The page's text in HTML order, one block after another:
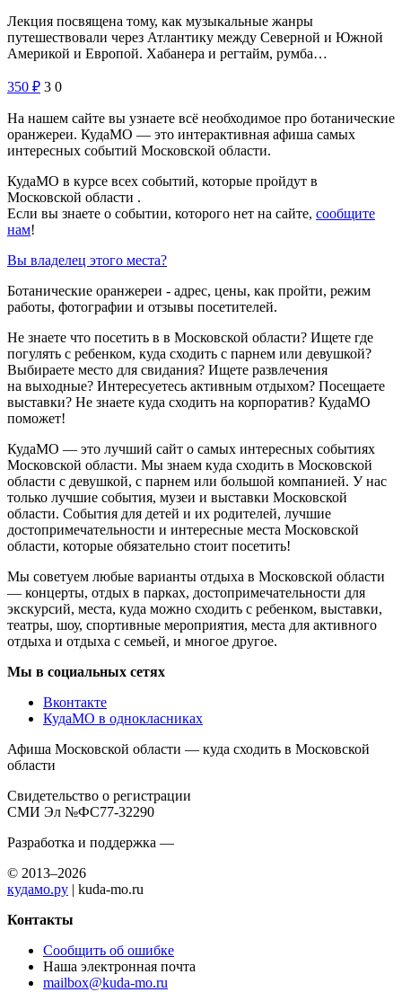
Лекция посвящена тому, как музыкальные жанры
путешествовали через Атлантику между Северной и Южной
Америкой и Европой. Хабанера и регтайм, румба…
350 ₽ 3 0
На нашем сайте вы узнаете всё необходимое про ботанические
оранжереи. КудаМО — это интерактивная афиша самых
интересных событий Московской области.
КудаМО в курсе всех событий, которые пройдут в
Московской области .
Если вы знаете о событии, которого нет на сайте, сообщите
нам!
Вы владелец этого места?
Ботанические оранжереи - адрес, цены, как пройти, режим
работы, фотографии и отзывы посетителей.
Не знаете что посетить в в Московской области? Ищете где
погулять с ребенком, куда сходить с парнем или девушкой?
Выбираете место для свидания? Ищете развлечения
на выходные? Интересуетесь активным отдыхом? Посещаете
выставки? Не знаете куда сходить на корпоратив? КудаМО
поможет!
КудаМО — это лучший сайт о самых интересных событиях
Московской области. Мы знаем куда сходить в Московской
области с девушкой, с парнем или большой компанией. У нас
только лучшие события, музеи и выставки Московской
области. События для детей и их родителей, лучшие
достопримечательности и интересные места Московской
области, которые обязательно стоит посетить!
Мы советуем любые варианты отдыха в Московской области
— концерты, отдых в парках, достопримечательности для
экскурсий, места, куда можно сходить с ребенком, выставки,
театры, шоу, спортивные мероприятия, места для активного
отдыха и отдыха с семьей, и многое другое.
Мы в социальных сетях
Вконтакте
КудаМО в однокласниках
Афиша Московской области — куда сходить в Московской
области
Свидетельство о регистрации
СМИ Эл №ФС77-32290
Разработка и поддержка —
© 2013–2026
кудамо.ру | kuda-mo.ru
Контакты
Сообщить об ошибке
Наша электронная почта
mailbox@kuda-mo.ru